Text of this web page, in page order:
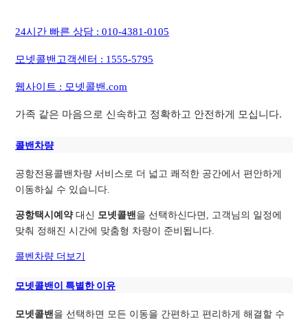
24시간 빠른 상담 : 010-4381-0105
모넷콜밴고객센터 : 1555-5795
웹사이트 : 모넷콜밴.com
가족 같은 마음으로 신속하고 정확하고 안전하게 모십니다.
콜밴차량
공항전용콜밴차량 서비스로 더 넓고 쾌적한 공간에서 편안하게
이동하실 수 있습니다.
공항택시예약대신 모넷콜밴 을 선택하신다면, 고객님의 일정에
맞춰 정해진 시간에 맞춤형 차량이 준비됩니다.
콜벤차량 더보기
모넷콜밴이 특별한 이유
모넷콜밴 을 선택하면 모든 이동을 간편하고 편리하게 해결할 수